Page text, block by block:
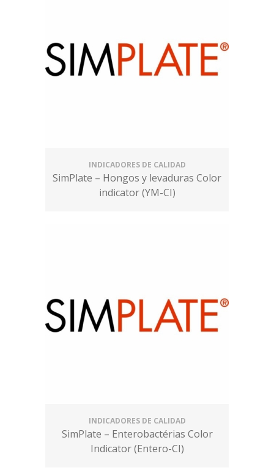
INDICADORES DE CALIDAD
SimPlate – Hongos y levaduras Color
indicator (YM-CI)
INDICADORES DE CALIDAD
SimPlate – Enterobactérias Color
Indicator (Entero-CI)